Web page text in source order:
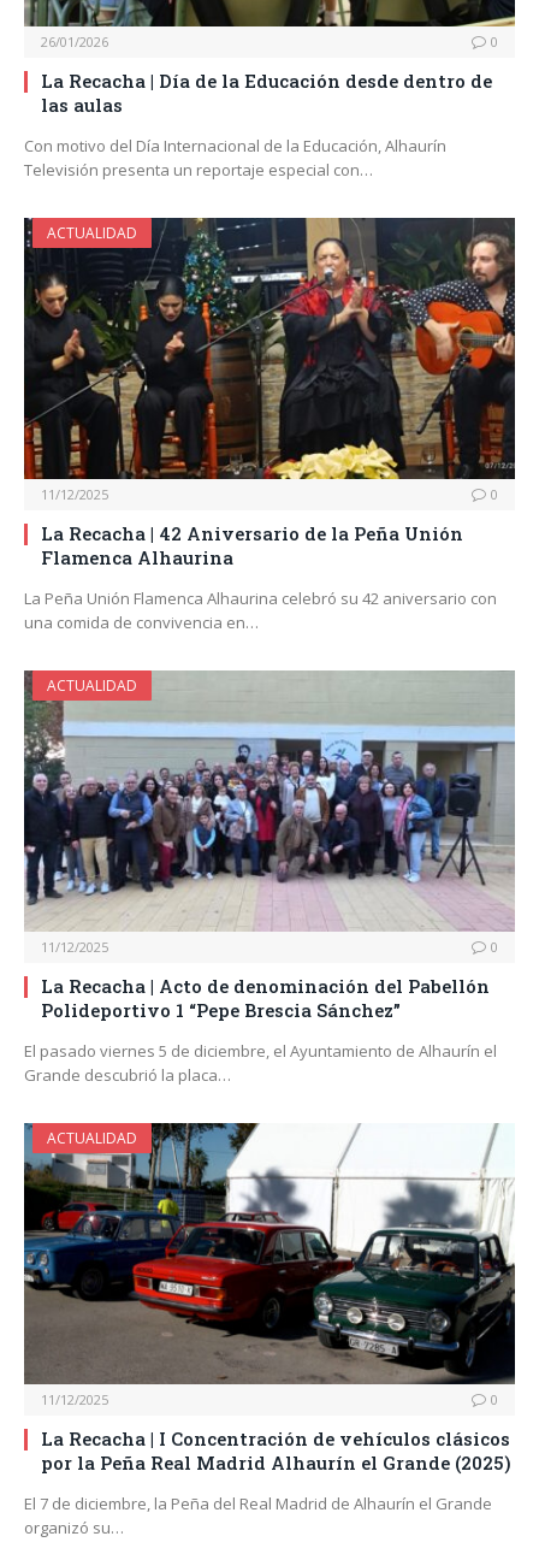
26/01/2026 0
La Recacha | Día de la Educación desde dentro de
las aulas
Con motivo del Día Internacional de la Educación, Alhaurín
Televisión presenta un reportaje especial con…
ACTUALIDAD
11/12/2025 0
La Recacha | 42 Aniversario de la Peña Unión
Flamenca Alhaurina
La Peña Unión Flamenca Alhaurina celebró su 42 aniversario con
una comida de convivencia en…
ACTUALIDAD
11/12/2025 0
La Recacha | Acto de denominación del Pabellón
Polideportivo 1 “Pepe Brescia Sánchez”
El pasado viernes 5 de diciembre, el Ayuntamiento de Alhaurín el
Grande descubrió la placa…
ACTUALIDAD
11/12/2025 0
La Recacha | I Concentración de vehículos clásicos
por la Peña Real Madrid Alhaurín el Grande (2025)
El 7 de diciembre, la Peña del Real Madrid de Alhaurín el Grande
organizó su…